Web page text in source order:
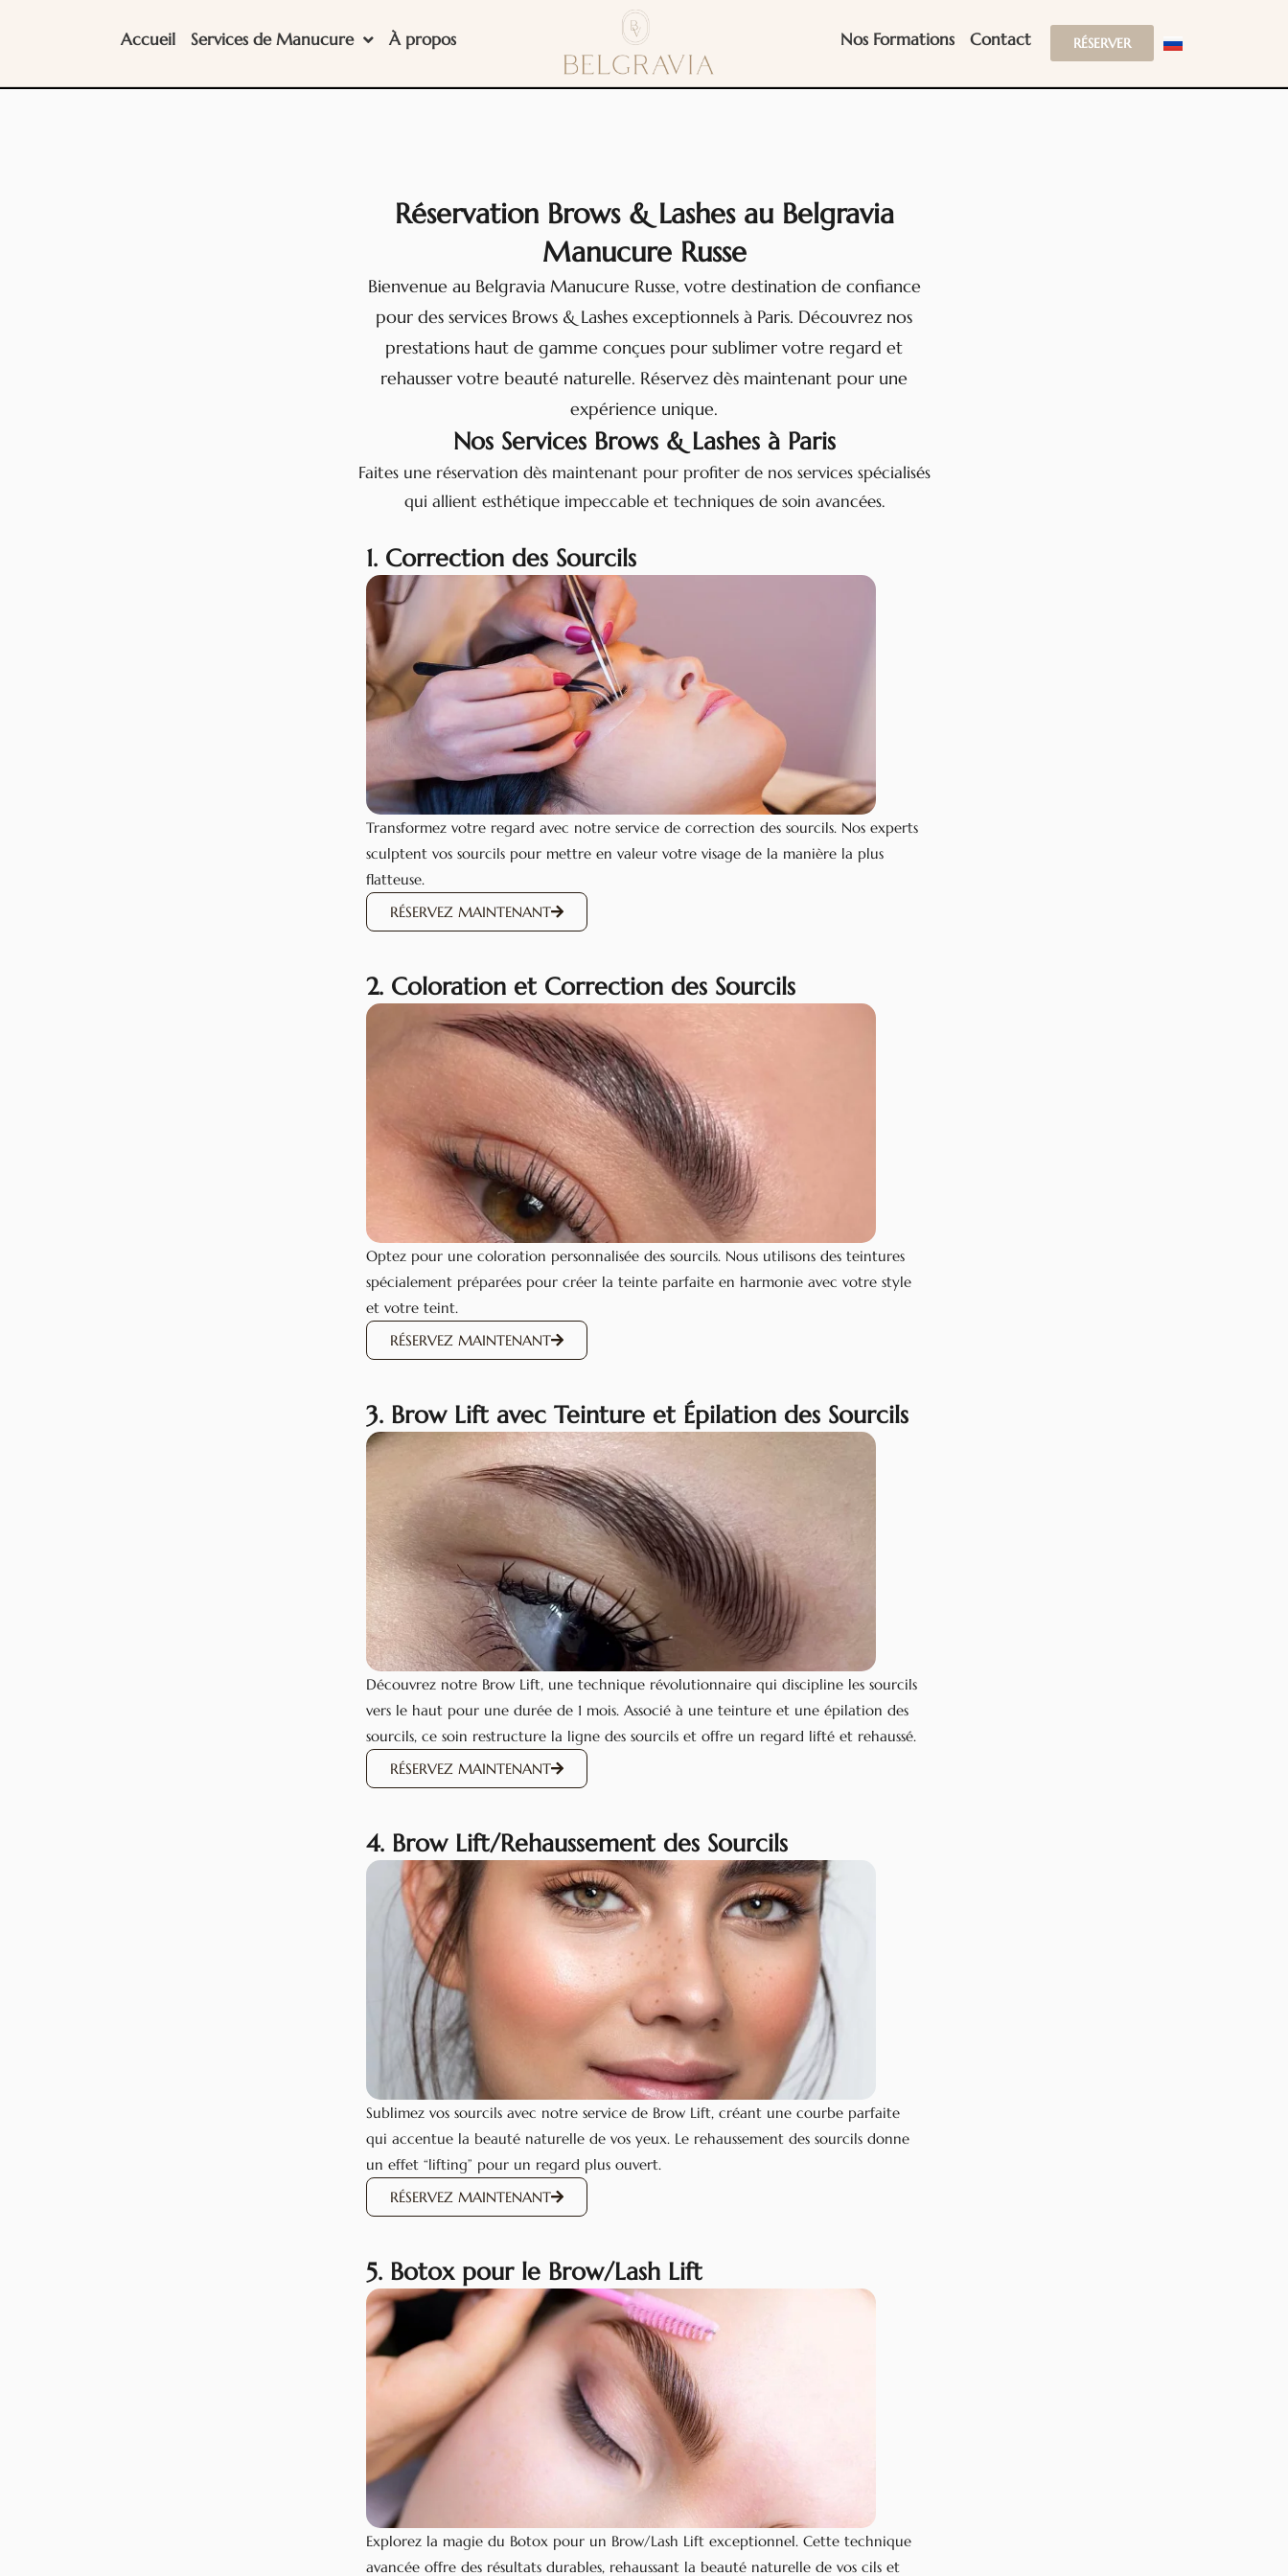
Accueil Services de Manucure À propos Nos Formations Contact RÉSERVER
Réservation Brows & Lashes au Belgravia
Manucure Russe
Bienvenue au Belgravia Manucure Russe, votre destination de confiance
pour des services Brows & Lashes exceptionnels à Paris. Découvrez nos
prestations haut de gamme conçues pour sublimer votre regard et
rehausser votre beauté naturelle. Réservez dès maintenant pour une
expérience unique.
Nos Services Brows & Lashes à Paris
Faites une réservation dès maintenant pour profiter de nos services spécialisés
qui allient esthétique impeccable et techniques de soin avancées.
1. Correction des Sourcils
Transformez votre regard avec notre service de correction des sourcils. Nos experts
sculptent vos sourcils pour mettre en valeur votre visage de la manière la plus
flatteuse.
RÉSERVEZ MAINTENANT
2. Coloration et Correction des Sourcils
Optez pour une coloration personnalisée des sourcils. Nous utilisons des teintures
spécialement préparées pour créer la teinte parfaite en harmonie avec votre style
et votre teint.
RÉSERVEZ MAINTENANT
3. Brow Lift avec Teinture et Épilation des Sourcils
Découvrez notre Brow Lift, une technique révolutionnaire qui discipline les sourcils
vers le haut pour une durée de 1 mois. Associé à une teinture et une épilation des
sourcils, ce soin restructure la ligne des sourcils et offre un regard lifté et rehaussé.
RÉSERVEZ MAINTENANT
4. Brow Lift/Rehaussement des Sourcils
Sublimez vos sourcils avec notre service de Brow Lift, créant une courbe parfaite
qui accentue la beauté naturelle de vos yeux. Le rehaussement des sourcils donne
un effet “lifting” pour un regard plus ouvert.
RÉSERVEZ MAINTENANT
5. Botox pour le Brow/Lash Lift
Explorez la magie du Botox pour un Brow/Lash Lift exceptionnel. Cette technique
avancée offre des résultats durables, rehaussant la beauté naturelle de vos cils et